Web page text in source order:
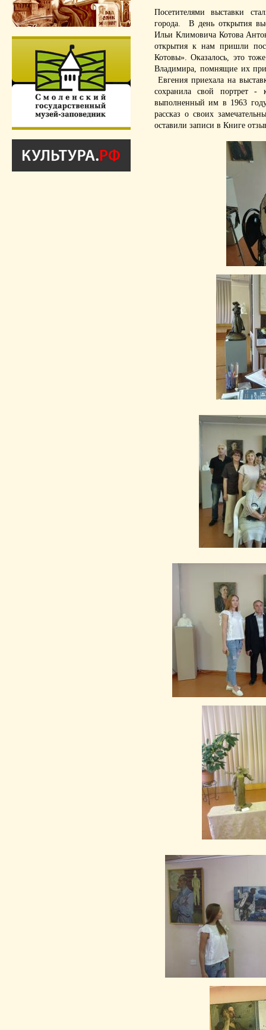
Посетителями выставки
города. В день открытия
Ильи Климовича Котова
открытия к нам пришли
Котовы». Оказалось, это
Владимира, помнящие их
Евгения приехала на
сохранила свой портрет -
выполненный им в 1963
рассказ о своих
оставили записи в Книге